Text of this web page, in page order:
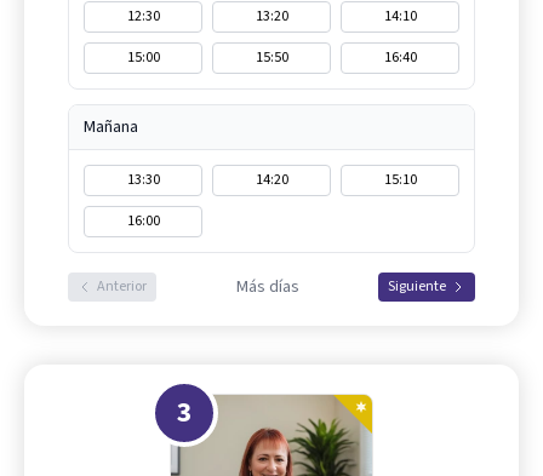
12:30 13:20
14:10
15:00
15:50 16:40
Mañana
13:30 14:20
15:10
16:00
Anterior Más días Siguiente
3